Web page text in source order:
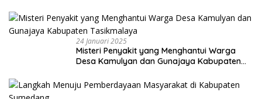
24 Januari 2025
Misteri Penyakit yang Menghantui Warga
Desa Kamulyan dan Gunajaya Kabupaten